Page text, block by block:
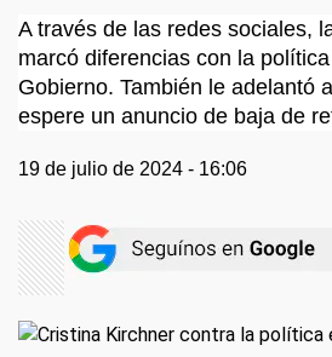
A través de las redes sociales,
marcó diferencias con la
Gobierno. También le adelantó
espere un anuncio de baja de
19 de julio de 2024 - 16:06